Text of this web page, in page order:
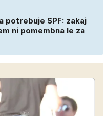
potrebuje SPF: zakaj
ni pomembna le za